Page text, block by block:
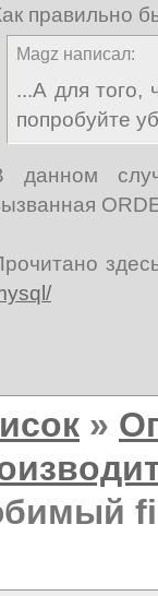
правильно
Magz написал:
...А для того,
попробуйте
данном
»